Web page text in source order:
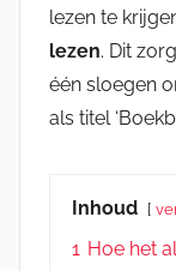
lezen te
lezen. Dit
één sloegen
als titel
Inhoud
1 Hoe het